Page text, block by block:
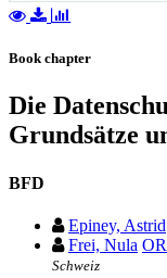
Book chapter
Die
Grundsätze
BFD
Epiney, Astrid
Frei, Nula
Schweiz